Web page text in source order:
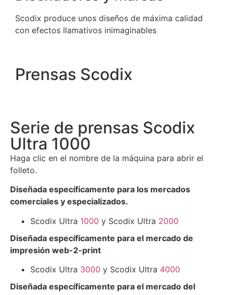
Scodix produce unos diseños de máxima calidad
con efectos llamativos inimaginables
Prensas Scodix
Serie de prensas Scodix
Ultra 1000
Haga clic en el nombre de la máquina para abrir el
folleto.
Diseñada específicamente para los mercados
comerciales y especializados.
Scodix Ultra 1000 y Scodix Ultra 2000
Diseñada específicamente para el mercado de
impresión web-2-print
Scodix Ultra 3000 y Scodix Ultra 4000
Diseñada específicamente para el mercado del